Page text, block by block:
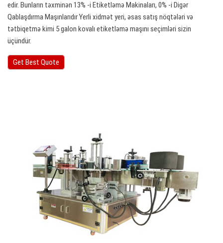
edir. Bunların təxminən 13% -i Etiketləmə Makinaları, 0% -i Digər
Qablaşdırma Maşınlarıdır Yerli xidmət yeri, əsas satış nöqtələri və
tətbiqetmə kimi 5 galon kovalı etiketləmə maşını seçimləri sizin
üçündür.
Get Best Quote